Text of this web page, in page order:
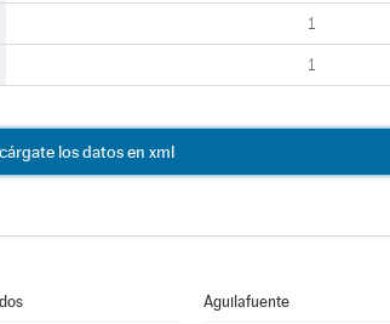
1
1
los datos en xml
Aguilafuente